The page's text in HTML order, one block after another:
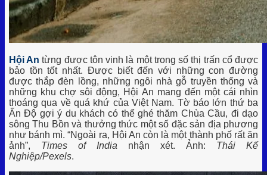
Hội An từng được tôn vinh là một trong số thị trấn cổ được
bảo tồn tốt nhất. Được biết đến với những con đường
được thắp đèn lồng, những ngôi nhà gỗ truyền thống và
những khu chợ sôi động, Hội An mang đến một cái nhìn
thoáng qua về quá khứ của Việt Nam. Tờ báo lớn thứ ba
Ấn Độ gợi ý du khách có thể ghé thăm Chùa Cầu, đi dạo
sông Thu Bồn và thưởng thức một số đặc sản địa phương
như bánh mì. “Ngoài ra, Hội An còn là một thành phố rất ăn
ảnh”, Times of India nhận xét. Ảnh: Thái Kế
Nghiệp/Pexels.